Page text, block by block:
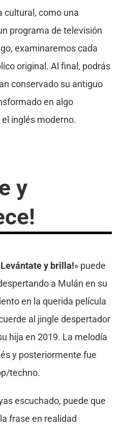
cultural, como una
programa de televisión
examinaremos cada
original. Al final, podrás
conservado su antiguo
en algo
inglés moderno.
y
y brilla!» puede
a Mulán en su
en la querida película
al jingle despertador
hija en 2019. La melodía
y posteriormente fue
techno.
escuchado, puede que
frase en realidad